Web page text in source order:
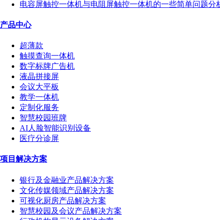
电容屏触控一体机与电阻屏触控一体机的一些简单问题分
产品中心
超薄款
触摸查询一体机
数字标牌广告机
液晶拼接屏
会议大平板
教学一体机
定制化服务
智慧校园班牌
AI人脸智能识别设备
医疗分诊屏
项目解决方案
银行及金融业产品解决方案
文化传媒领域产品解决方案
可视化厨房产品解决方案
智慧校园及会议产品解决方案